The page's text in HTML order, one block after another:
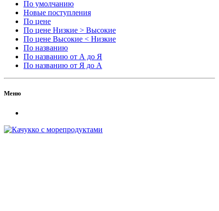
По умолчанию
Новые поступления
По цене
По цене Низкие > Высокие
По цене Высокие < Низкие
По названию
По названию от А до Я
По названию от Я до А
Меню